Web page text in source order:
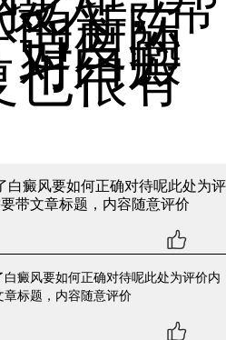
的新陈
适度的
对白癜
也很有
白癜风要如何正确对待呢此处为评
带文章标题，内容随意评价
白癜风要如何正确对待呢此处为评价内
章标题，内容随意评价